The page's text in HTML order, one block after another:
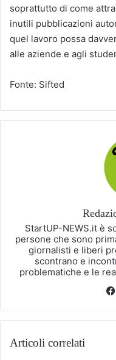
soprattutto di come
inutili pubblicazioni
quel lavoro possa
alle aziende e agli
Fonte: Sifted
StartUP-NEWS.it è
persone che sono
giornalisti e liberi
scontrano e
problematiche e le
Articoli correlati